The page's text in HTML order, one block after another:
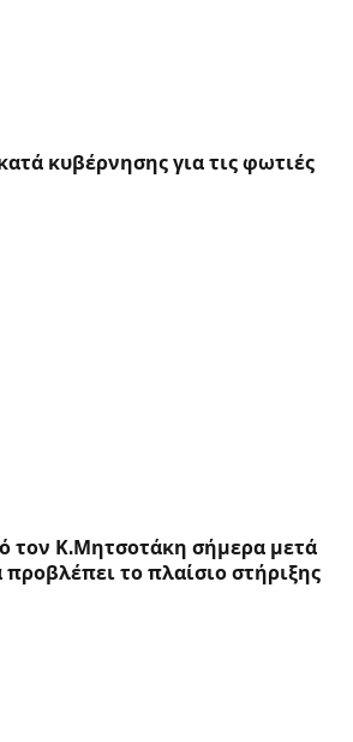
κυβέρνησης για τις φωτιές
τον Κ.Μητσοτάκη σήμερα μετά
προβλέπει το πλαίσιο στήριξης